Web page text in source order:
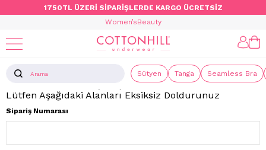
1750TL ÜZERİ SİPARİŞLERDE KARGO ÜCRETSİZ
Women’sBeauty
Sütyen Tanga Seamless Bra
İade Talep Formu
Üyeliksiz Yapılan Alışverişlerinizin İade Talebi İçin
Lütfen Aşağıdaki Alanları Eksiksiz Doldurunuz
Sipariş Numarası